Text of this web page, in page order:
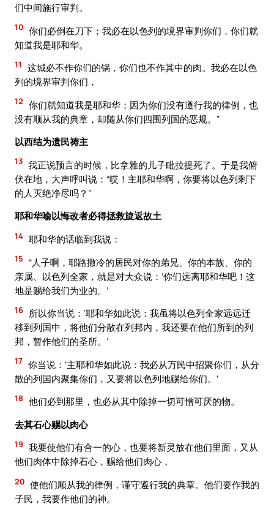
们中间施行审判。
10 你们必倒在刀下；我必在以色列的境界审判你们，你们就
知道我是耶和华。
11
这城必不作你们的锅，你们也不作其中的肉。我必在以色
列的境界审判你们，
12 你们就知道我是耶和华；因为你们没有遵行我的律例，也
没有顺从我的典章，却随从你们四围列国的恶规。”
以西结为遗民祷主
13 我正说预言的时候，比拿雅的儿子毗拉提死了。于是我俯
伏在地，大声呼叫说：“哎！主耶和华啊，你要将以色列剩下
的人灭绝净尽吗？”
耶和华喻以悔改者必得拯救旋返故土
14 耶和华的话临到我说：
15
“人子啊，耶路撒冷的居民对你的弟兄、你的本族、你的
亲属、以色列全家，就是对大众说：‘你们远离耶和华吧！这
地是赐给我们为业的。’
16 所以你当说：‘耶和华如此说：我虽将以色列全家远远迁
移到列国中，将他们分散在列邦内，我还要在他们所到的列
邦，暂作他们的圣所。’
17 你当说：‘主耶和华如此说：我必从万民中招聚你们，从分
散的列国内聚集你们，又要将以色列地赐给你们。’
18 他们必到那里，也必从其中除掉一切可憎可厌的物。
去其石心赐以肉心
19 我要使他们有合一的心，也要将新灵放在他们里面，又从
他们肉体中除掉石心，赐给他们肉心，
20 使他们顺从我的律例，谨守遵行我的典章。他们要作我的
子民，我要作他们的神。